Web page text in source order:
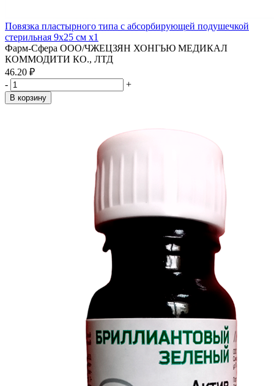
Повязка пластырного типа с абсорбирующей подушечкой
стерильная 9х25 см x1
Фарм-Сфера ООО/ЧЖЕЦЗЯН ХОНГЬЮ МЕДИКАЛ
КОММОДИТИ КО., ЛТД
46.20 ₽
-
+
В корзину